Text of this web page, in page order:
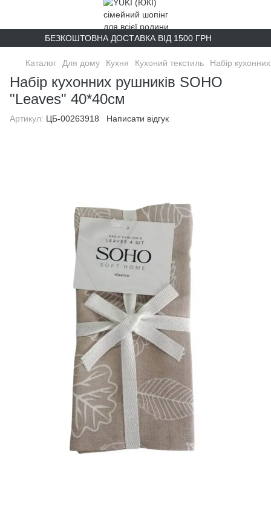
БЕЗКОШТОВНА ДОСТАВКА ВІД 1500 ГРН
Каталог Для дому Кухня Кухоний текстиль Набір
Набір кухонних рушників SOHO
"Leaves" 40*40см
Артикул: ЦБ-00263918 Написати відгук